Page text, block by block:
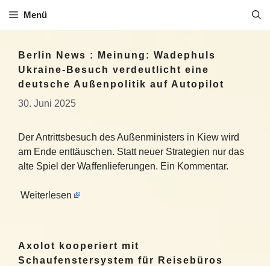
Inhalt
Menü
Berlin News : Meinung: Wadephuls
Ukraine-Besuch verdeutlicht eine
deutsche Außenpolitik auf Autopilot
30. Juni 2025
Der Antrittsbesuch des Außenministers in Kiew wird
am Ende enttäuschen. Statt neuer Strategien nur das
alte Spiel der Waffenlieferungen. Ein Kommentar.
Weiterlesen
Axolot kooperiert mit
Schaufenstersystem für Reisebüros